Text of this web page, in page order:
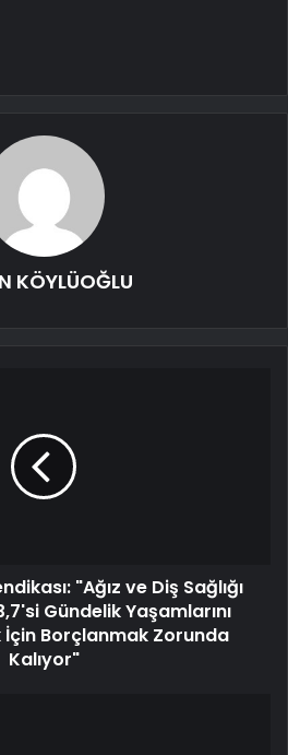
KÖYLÜOĞLU
"Ağız ve Diş Sağlığı
Gündelik Yaşamlarını
Borçlanmak Zorunda
Kalıyor"